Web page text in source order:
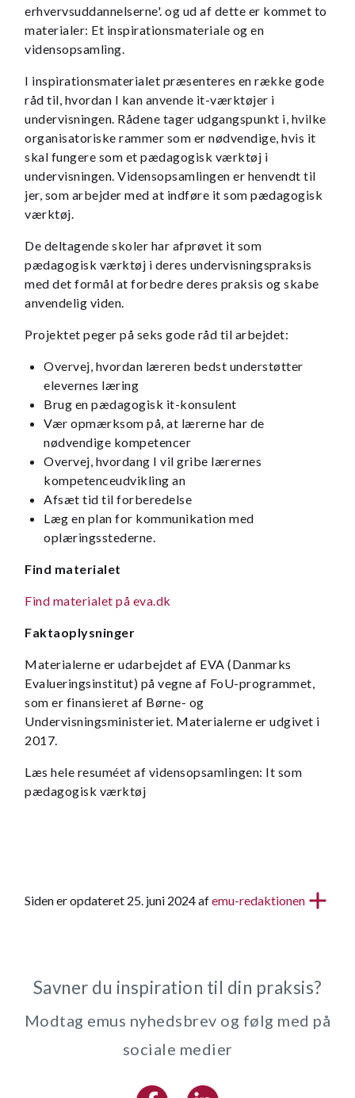
erhvervsuddannelserne'. og ud af dette er kommet to
materialer: Et inspirationsmateriale og en
vidensopsamling.
I inspirationsmaterialet præsenteres en række gode
råd til, hvordan I kan anvende it-værktøjer i
undervisningen. Rådene tager udgangspunkt i, hvilke
organisatoriske rammer som er nødvendige, hvis it
skal fungere som et pædagogisk værktøj i
undervisningen. Vidensopsamlingen er henvendt til
jer, som arbejder med at indføre it som pædagogisk
værktøj.
De deltagende skoler har afprøvet it som
pædagogisk værktøj i deres undervisningspraksis
med det formål at forbedre deres praksis og skabe
anvendelig viden.
Projektet peger på seks gode råd til arbejdet:
Overvej, hvordan læreren bedst understøtter
elevernes læring
Brug en pædagogisk it-konsulent
Vær opmærksom på, at lærerne har de
nødvendige kompetencer
Overvej, hvordang I vil gribe lærernes
kompetenceudvikling an
Afsæt tid til forberedelse
Læg en plan for kommunikation med
oplæringsstederne.
Find materialet
Find materialet på eva.dk
Faktaoplysninger
Materialerne er udarbejdet af EVA (Danmarks
Evalueringsinstitut) på vegne af FoU-programmet,
som er finansieret af Børne- og
Undervisningsministeriet. Materialerne er udgivet i
2017.
Læs hele resuméet af vidensopsamlingen: It som
pædagogisk værktøj
Siden er opdateret 25. juni 2024 afemu-redaktionen
Savner du inspiration til din praksis?
Modtag emus nyhedsbrev og følg med på
sociale medier